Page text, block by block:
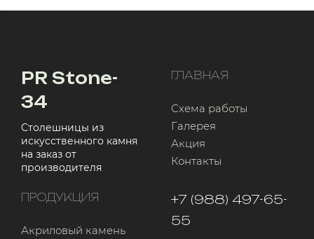
PR Stone-
34
Столешницы из
искусственного камня
на заказ от
производителя
ГЛАВНАЯ
Схема работы
Галерея
Акция
Контакты
ПРОДУКЦИЯ
Акриловый камень
+7 (988) 497-65-
55